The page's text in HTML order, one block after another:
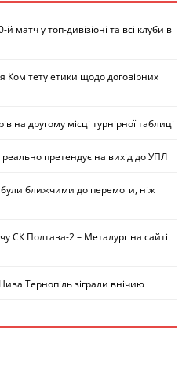
матч у топ-дивізіоні та всі клуби в
Комітету етики щодо договірних
на другому місці турнірної таблиці
претендує на вихід до УПЛ
ближчими до перемоги, ніж
СК Полтава-2 – Металург на сайті
Тернопіль зіграли внічию